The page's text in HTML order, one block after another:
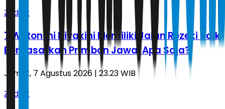
Zodiak
7 Weton Ini Diyakini Memiliki Jalan Rezeki Baik
Berdasarkan Primbon Jawa, Apa Saja?
Jumat, 7 Agustus 2026 | 23.23 WIB
Zodiak